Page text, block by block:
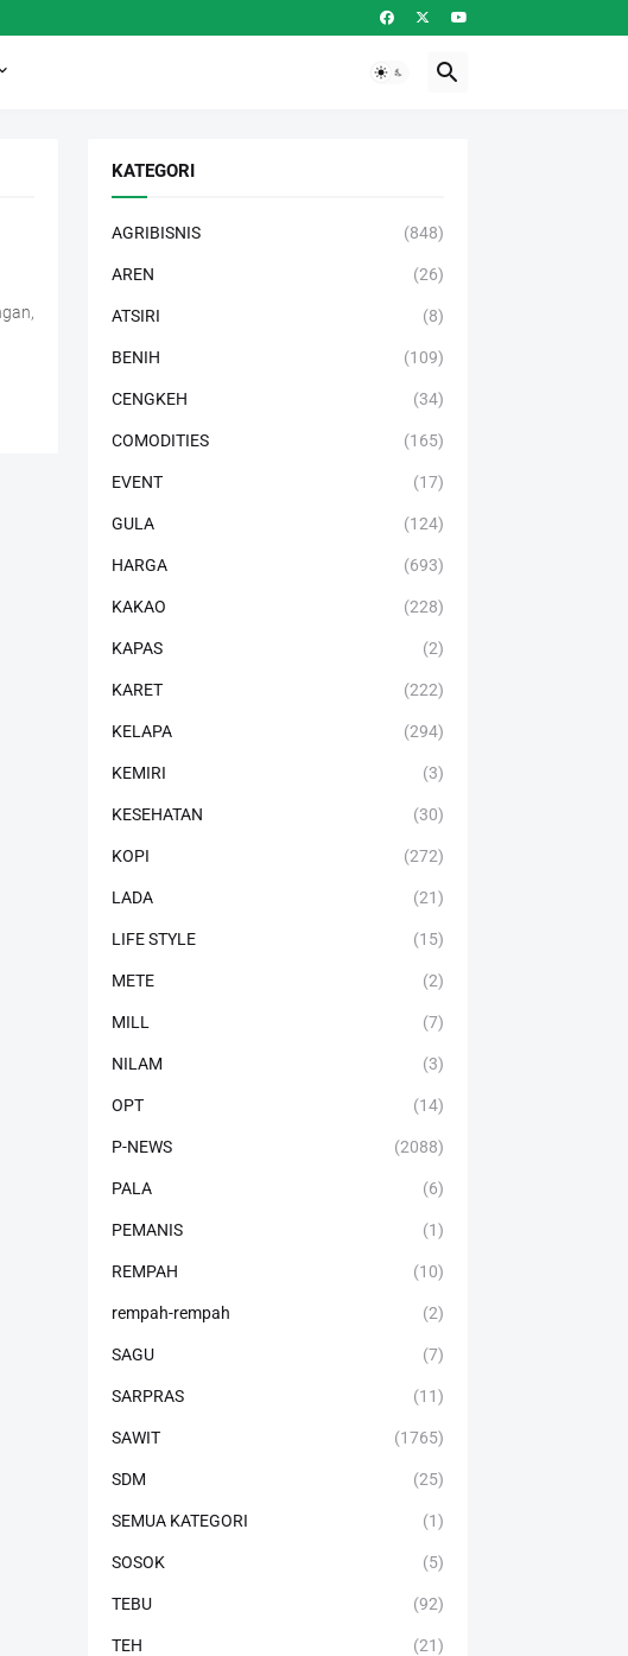
KATEGORI
AGRIBISNIS (848)
AREN (26)
ATSIRI (8)
BENIH (109)
CENGKEH (34)
COMODITIES (165)
EVENT (17)
GULA (124)
HARGA (693)
KAKAO (228)
KAPAS (2)
KARET (222)
KELAPA (294)
KEMIRI (3)
KESEHATAN (30)
KOPI (272)
LADA (21)
LIFE STYLE (15)
METE (2)
MILL (7)
NILAM (3)
OPT (14)
P-NEWS (2088)
PALA (6)
PEMANIS (1)
REMPAH (10)
rempah-rempah (2)
SAGU (7)
SARPRAS (11)
SAWIT (1765)
SDM (25)
SEMUA KATEGORI (1)
SOSOK (5)
TEBU (92)
TEH (21)